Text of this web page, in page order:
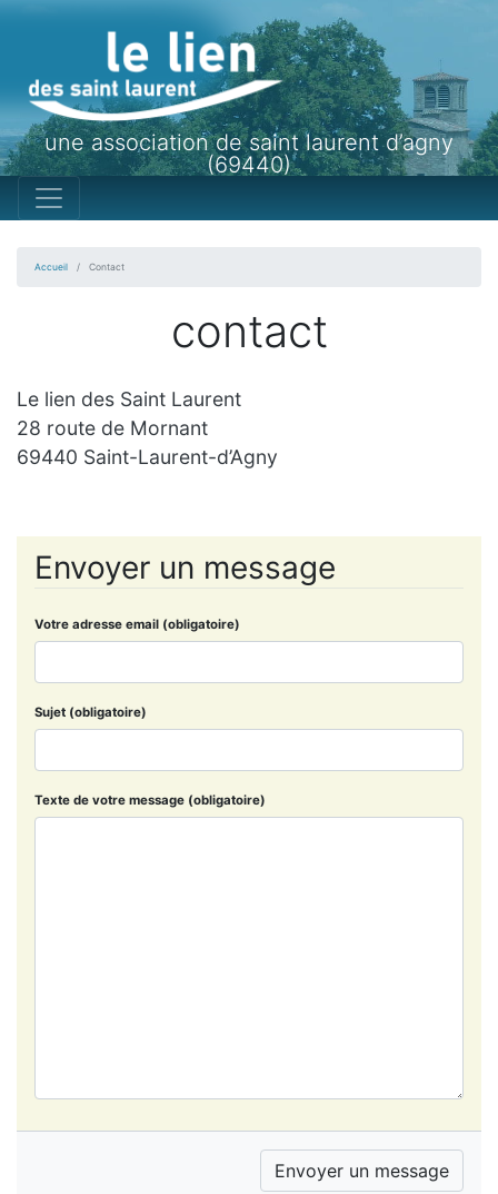
une association de saint laurent d’agny
(69440)
Accueil Contact
contact
Le lien des Saint Laurent
28 route de Mornant
69440 Saint-Laurent-d’Agny
Envoyer un message
Votre adresse email (obligatoire)
Sujet (obligatoire)
Texte de votre message (obligatoire)